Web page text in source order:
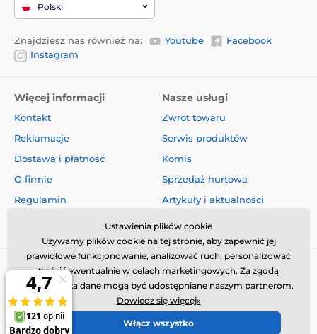
Polski
Znajdziesz nas również na: Youtube
Facebook
Instagram
Więcej informacji
Kontakt
Reklamacje
Dostawa i płatność
O firmie
Regulamin
Nasze usługi
Zwrot towaru
Serwis produktów
Komis
Sprzedaż hurtowa
Artykuły i aktualności
© 2026 www.obroza-elektryczna.pl ⦁ Utworzono e-sklep
Ustawienia plików cookie
Używamy plików cookie na tej stronie, aby zapewnić jej
prawidłowe funkcjonowanie, analizować ruch, personalizować
treści i ewentualnie w celach marketingowych. Za zgodą
użytkownika dane mogą być udostępniane naszym partnerom.
Dowiedz się więcej»
Włącz wszystko